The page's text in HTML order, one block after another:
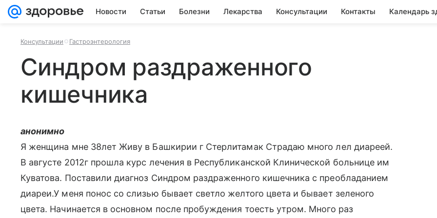
Новости Статьи Болезни Лекарства Консультации Контакты Календарь
Консультации Гастроэнтерология
Синдром раздраженного
кишечника
анонимно
Я женщина мне 38лет Живу в Башкирии г Стерлитамак Страдаю много лел диареей.
В августе 2012г прошла курс лечения в Республиканской Клинической больнице им
Куватова. Поставили диагноз Синдром раздраженного кишечника с преобладанием
диареи.У меня понос со слизью бывает светло желтого цвета и бывает зеленого
цвета. Начинается в основном после пробуждения тоесть утром. Много раз